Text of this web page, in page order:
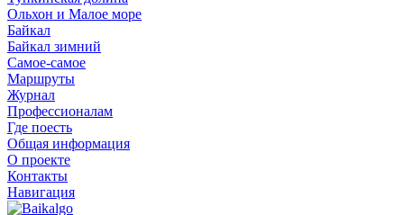
Ольхон и Малое море
Байкал
Байкал зимний
Самое-самое
Маршруты
Журнал
Профессионалам
Где поесть
Общая информация
О проекте
Контакты
Навигация